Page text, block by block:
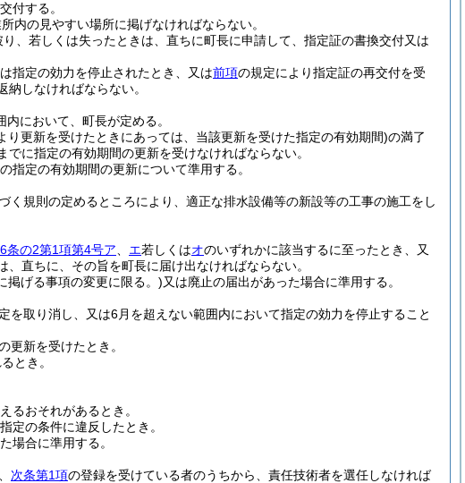
付する。
内の見やすい場所に掲げなければならない。
、若しくは失ったときは、直ちに町長に申請して、指定証の書換交付又は
指定の効力を停止されたとき、又は前項の規定により指定証の再交付を受
しなければならない。
において、町長が定める。
更新を受けたときにあっては、当該更新を受けた指定の有効期間)の満了
に指定の有効期間の更新を受けなければならない。
の指定の有効期間の更新について準用する。
規則の定めるところにより、適正な排水設備等の新設等の工事の施工をし
条の2第1項第4号ア エ若しくはオのいずれかに該当するに至ったとき、又
直ちに、その旨を町長に届け出なければならない。
掲げる事項の変更に限る。)又は廃止の届出があった場合に準用する。
を取り消し、又は6月を超えない範囲内において指定の効力を停止すること
更新を受けたとき。
とき。
るおそれがあるとき。
定の条件に違反したとき。
場合に準用する。
次条第1項の登録を受けている者のうちから、責任技術者を選任しなければ